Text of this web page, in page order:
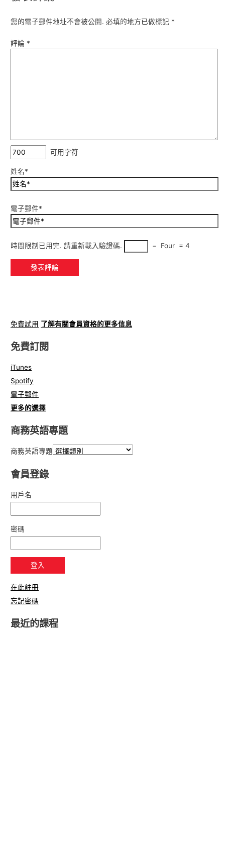
您的電子郵件地址不會被公開. 必填的地方已做標記 *
評論 *
可用字符
姓名*
電子郵件*
時間限制已用完. 請重新載入驗證碼. − Four = 4
免費試用 了解有關會員資格的更多信息
免費訂閱
iTunes
Spotify
電子郵件
更多的選擇
商務英語專題
商務英語專題
會員登錄
用戶名
密碼
在此註冊
忘記密碼
最近的課程